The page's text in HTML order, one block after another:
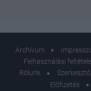
Archívum
Felhasználási
Rólunk
Előfizetés